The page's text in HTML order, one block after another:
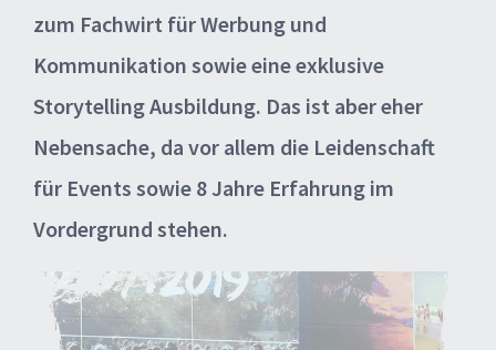
zum Fachwirt für Werbung und
Kommunikation sowie eine exklusive
Storytelling Ausbildung. Das ist aber eher
Nebensache, da vor allem die Leidenschaft
für Events sowie 8 Jahre Erfahrung im
Vordergrund stehen.